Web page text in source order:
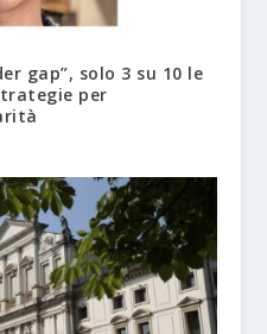
gap”, solo 3 su 10 le
per